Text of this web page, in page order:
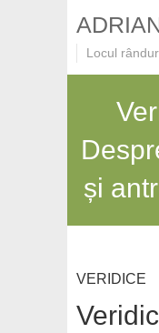
Locul
și
VERIDICE